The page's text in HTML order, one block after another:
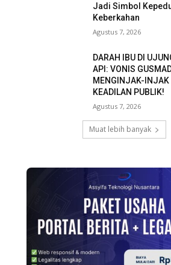
Jadi Simbol
Keberkahan
Agustus 7, 2026
DARAH IBU DI
API: VONIS
MENGINJAK-INJAK
KEADILAN PUBLIK!
Agustus 7, 2026
Muat lebih banyak